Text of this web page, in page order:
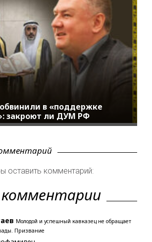
в «поддержке
закроют ли ДУМ РФ
оставить комментарий:
Молодой и успешный кавказец не обращает
Призвание